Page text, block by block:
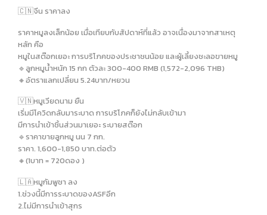
🇨🇳จีน ราคาลง
ราคาหมูลงเล็กน้อย เมื่อเทียบกับสัปดาห์ที่แล้ว อาจเนื่องมาจากสาเหตุ
หลัก คือ
หมูในสต๊อกเยอะ การบริโภคของประชาชนน้อย และผู้เลี้ยงชะลอขายหมู
🔹️ลูกหมูน้ำหนัก 15 กก ตัวละ 300-400 RMB (1,572-2,096 THB)
🔸️อัตราแลกเปลี่ยน 5.24บาท/หยวน
🇻🇳หมูเวียดนาม ยืน
เริ่มมีโควิดกลับมาระบาด การบริโภคก็ยังไม่กลับเข้ามา
มีการนำเข้าชิ้นส่วนมาเยอะ ระบายสต๊อก
🔹️ราคาขายลูกหมู นน 7 กก.
ราคา. 1,600-1,850 บาท.ต่อตัว
🔸️(1บาท = 720ดอง )
🇱🇦หมูกัมพูชา ลง
1.ช่วงนี้มีการระบาดของASFอีก
2.ไม่มีการนำเข้าสุกร